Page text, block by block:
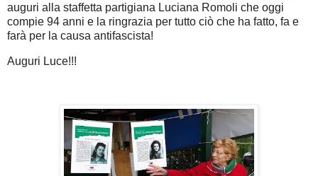
auguri alla staffetta partigiana Luciana Romoli che oggi
compie 94 anni e la ringrazia per tutto ciò che ha fatto, fa e
farà per la causa antifascista!
Auguri Luce!!!